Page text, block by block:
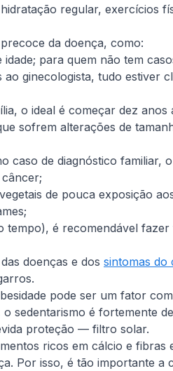
regular, exercícios
da doença, como:
para quem não tem
ginecologista, tudo estiver
o ideal é começar dez anos
sofrem alterações de
de diagnóstico familiar,
de pouca exposição
é recomendável fazer
doenças e dos sintomas do
pode ser um fator
sedentarismo é fortemente
proteção — filtro solar.
ricos em cálcio e fibras
Por isso, é tão importante a